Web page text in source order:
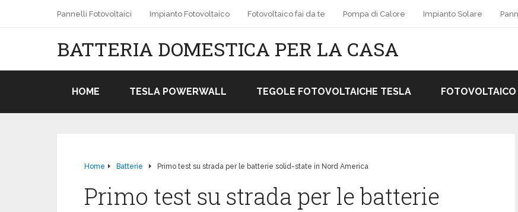
Pannelli Fotovoltaici Impianto Fotovoltaico Fotovoltaico fai da te Pompa di Calore Impianto Solare
BATTERIA DOMESTICA PER LA CASA
HOME TESLA POWERWALL TEGOLE FOTOVOLTAICHE TESLA
Home Batterie Primo test su strada per le batterie solid-state in Nord America
Primo test su strada per le batterie